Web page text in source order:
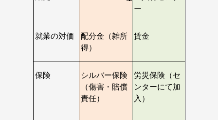
ー
就業の対価
配分金（雑所
得）
賃金
保険
シルバー保険
（傷害・賠償
責任）
労災保険（セ
ンターにて加
入）